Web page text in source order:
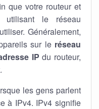
que votre routeur et
utilisant le réseau
Généralement,
sur le réseau
IP du routeur,
les gens parlent
à IPv4. IPv4 signifie